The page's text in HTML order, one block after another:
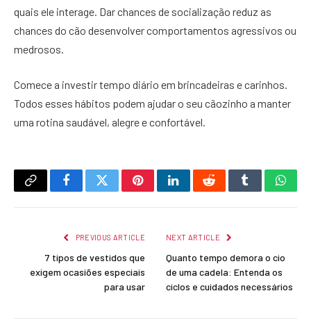
quais ele interage. Dar chances de socialização reduz as
chances do cão desenvolver comportamentos agressivos ou
medrosos.
Comece a investir tempo diário em brincadeiras e carinhos.
Todos esses hábitos podem ajudar o seu cãozinho a manter
uma rotina saudável, alegre e confortável.
Copy
FacebookTwitterPinterestLinkedInRedditTumblr
PREVIOUS ARTICLE
7 tipos de vestidos que
exigem ocasiões especiais
para usar
NEXT ARTICLE
Quanto tempo demora o cio
de uma cadela: Entenda os
ciclos e cuidados necessários